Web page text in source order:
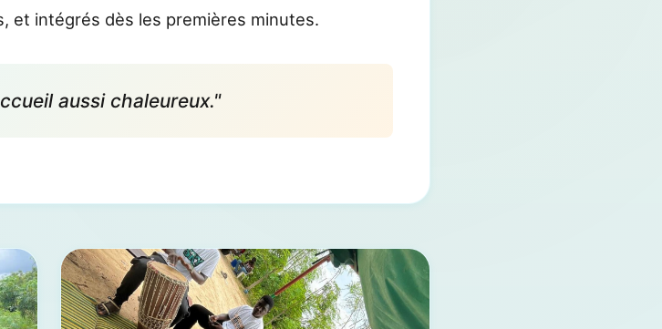
et intégrés dès les premières minutes.
aussi chaleureux."